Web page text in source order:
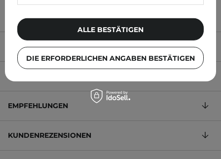
PRODUKTBESCHREIBUNG
EMPFEHLUNGEN
KUNDENREZENSIONEN
DIE ERFORDERLICHEN ANGABEN BESTÄTIGEN
ALLE BESTÄTIGEN